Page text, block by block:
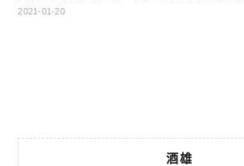
人沒辦法在日本開車，可能是因為右駕使
2021-01-20
酒雄